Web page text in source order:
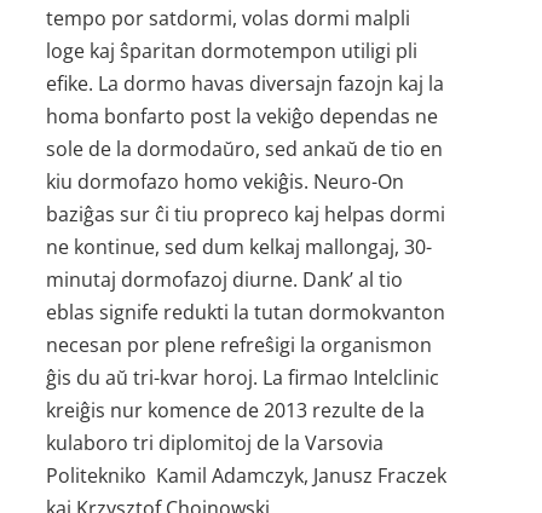
tempo por satdormi, volas dormi malpli
loge kaj ŝparitan dormotempon utiligi pli
efike. La dormo havas diversajn fazojn kaj la
homa bonfarto post la vekiĝo dependas ne
sole de la dormodaŭro, sed ankaŭ de tio en
kiu dormofazo homo vekiĝis. Neuro-On
baziĝas sur ĉi tiu propreco kaj helpas dormi
ne kontinue, sed dum kelkaj mallongaj, 30-
minutaj dormofazoj diurne. Dank’ al tio
eblas signife redukti la tutan dormo­kvanton
necesan por plene refreŝigi la organismon
ĝis du aŭ tri-kvar horoj. La firmao Intelclinic
kreiĝis nur komence de 2013 rezulte de la
kulaboro tri diplomitoj de la Varsovia
Politekniko Kamil Adamczyk, Janusz Fraczek